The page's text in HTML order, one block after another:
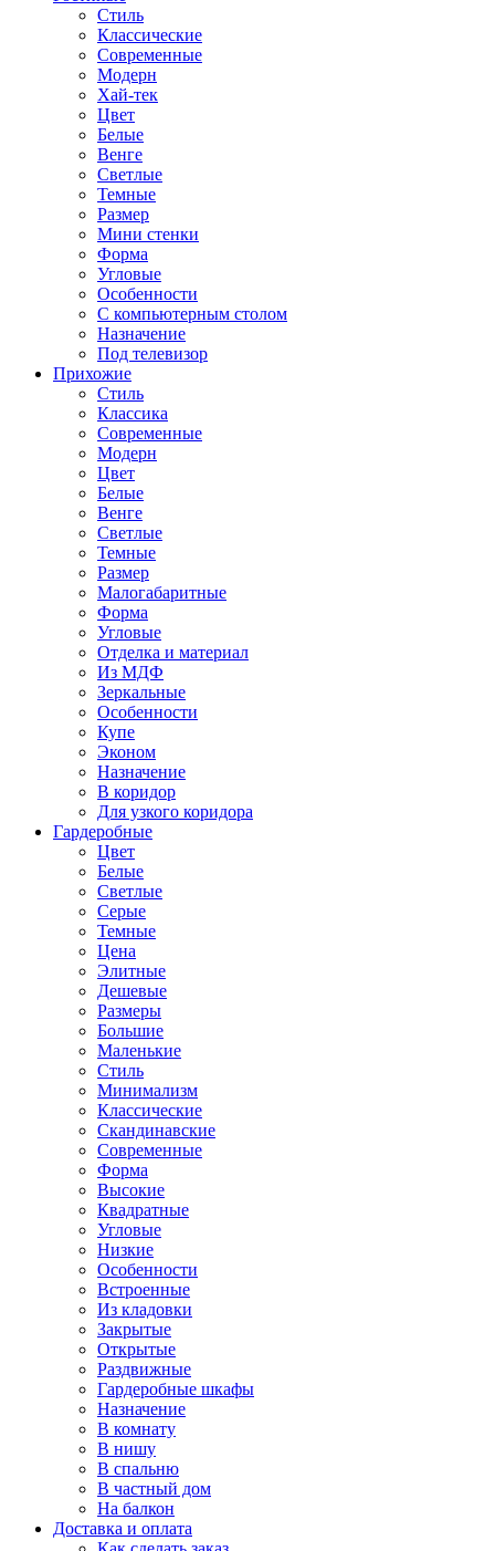
Стиль
Классические
Современные
Модерн
Хай-тек
Цвет
Белые
Венге
Светлые
Темные
Размер
Мини стенки
Форма
Угловые
Особенности
С компьютерным столом
Назначение
Под телевизор
Прихожие
Стиль
Классика
Современные
Модерн
Цвет
Белые
Венге
Светлые
Темные
Размер
Малогабаритные
Форма
Угловые
Отделка и материал
Из МДФ
Зеркальные
Особенности
Купе
Эконом
Назначение
В коридор
Для узкого коридора
Гардеробные
Цвет
Белые
Светлые
Серые
Темные
Цена
Элитные
Дешевые
Размеры
Большие
Маленькие
Стиль
Минимализм
Классические
Скандинавские
Современные
Форма
Высокие
Квадратные
Угловые
Низкие
Особенности
Встроенные
Из кладовки
Закрытые
Открытые
Раздвижные
Гардеробные шкафы
Назначение
В комнату
В нишу
В спальню
В частный дом
На балкон
Доставка и оплата